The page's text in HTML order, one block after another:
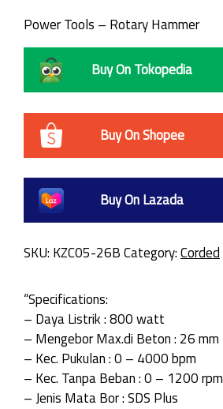
Power Tools – Rotary Hammer
Buy On Tokopedia
Buy On Shopee
Buy On Lazada
SKU: KZC05-26BCategory:Corded
“Specifications:
– Daya Listrik : 800 watt
– Mengebor Max.di Beton : 26 mm
– Kec. Pukulan : 0 – 4000 bpm
– Kec. Tanpa Beban : 0 – 1200 rpm
– Jenis Mata Bor : SDS Plus